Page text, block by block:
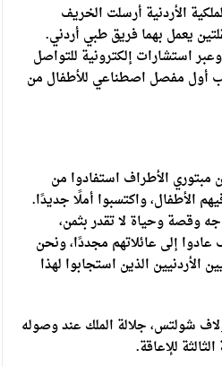
الأردنية أرسلت الخريف
يعمل بهما فريق طبي أردني.
استشارات إلكترونية للتواصل
أول مفصل اصطناعي للأطفال من
400 شخص من مبتوري الأطراف استفادوا من
الأطفال، واكتسبوا أملًا جديدًا.
وقصة وحياة لا تقدر بثمن،
إلى عائلاتهم مجددًا، ونحن
الأردنيين الذين استجابوا لهذا
شولتس، جلالة الملك عند وصوله
للإعاقة.